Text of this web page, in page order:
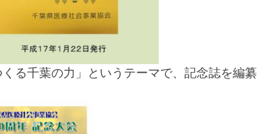
る千葉の力」というテーマで、記念誌を編纂